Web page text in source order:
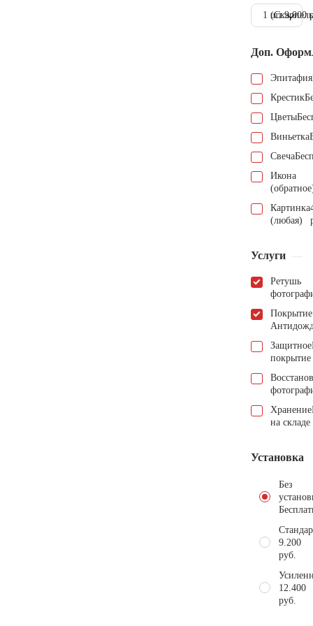
1 шт.9.000
Доп.
Эпитафия
Крестик
Цветы
Виньетка
Свеча
Икона
Картинка
(любая)
Услуги
Ретушь
Покрытие
Защитное
покрытие
Хранение
на складе
Установка
Без
9.200
руб.
12.400
руб.